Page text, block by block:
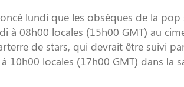
lundi que les obsèques de la
à 08h00 locales (15h00 GMT) au
de stars, qui devrait être suivi
10h00 locales (17h00 GMT) dans la